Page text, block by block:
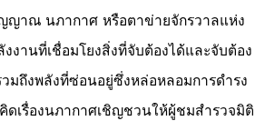
ญาณ นภากาศ หรือตาข่ายจักรวาลแห่ง
งานที่เชื่อมโยงสิ่งที่จับต้องได้และจับต้อง
มถึงพลังที่ซ่อนอยู่ซึ่งหล่อหลอมการดำรง
ดเรื่องนภากาศเชิญชวนให้ผู้ชมสำรวจมิติ